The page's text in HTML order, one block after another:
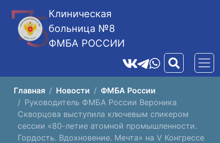
Клиническая
больница №8
ФМБА РОССИИ
Главная Новости
ФМБА России
Руководитель ФМБА России Вероника
Скворцова выступила ключевым спикером
сессии «80-летие атомной промышленности.
Гордость. Вдохновение. Мечта» на V Конгрессе